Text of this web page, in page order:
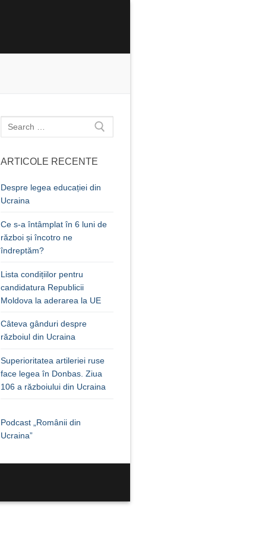
Caută
după:
ARTICOLE RECENTE
Despre legea educației din
Ucraina
Ce s-a întâmplat în 6 luni de
război și încotro ne
îndreptăm?
Lista condițiilor pentru
candidatura Republicii
Moldova la aderarea la UE
Câteva gânduri despre
războiul din Ucraina
Superioritatea artileriei ruse
face legea în Donbas. Ziua
106 a războiului din Ucraina
Podcast „Românii din
Ucraina”